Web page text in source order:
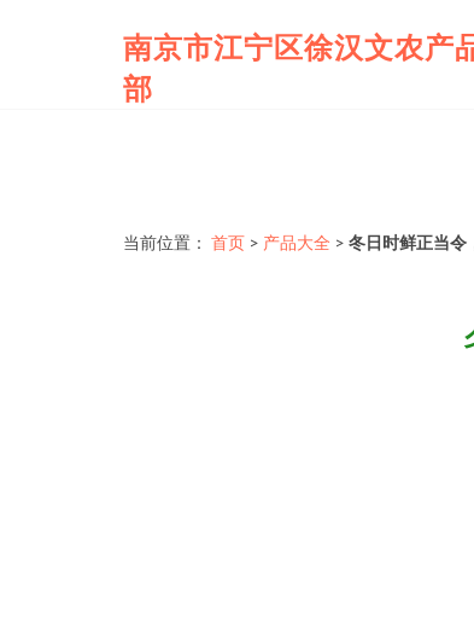
南京市江宁区徐汉文农产
部
当前位置： 首页 > 产品大全 > 冬日时鲜正当令